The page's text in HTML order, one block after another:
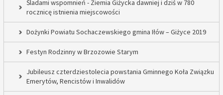
Śladami wspomnień - Ziemia Giżycka dawniej i dziś w 780
rocznicę istnienia miejscowości
Dożynki Powiatu Sochaczewskiego gmina Iłów – Giżyce 2019
Festyn Rodzinny w Brzozowie Starym
Jubileusz czterdziestolecia powstania Gminnego Koła Związku
Emerytów, Rencistów i Inwalidów